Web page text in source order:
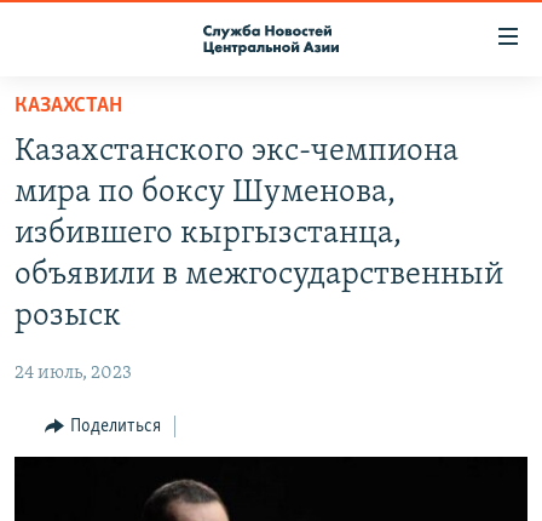
Вернуться
основному
содержанию
Вернутся
главной
навигации
Вернутся
КОНТАКТЫ
RFE/RL ДИРЕКТ
НАСТОЯЩЕЕ ВРЕМЯ
КАЗАХСТАН
Казахстанского экс-чемпиона
мира по боксу Шуменова,
избившего кыргызстанца,
объявили в межгосударственный
розыск
24 июль, 2023
Поделиться